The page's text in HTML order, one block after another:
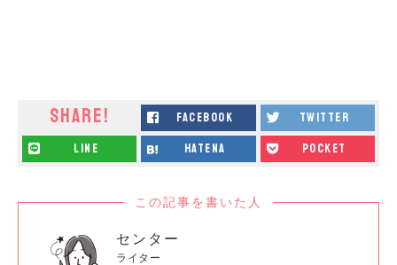
SHARE! facebook twitter
line hatena pocket
この記事を書いた人
センター
ライター